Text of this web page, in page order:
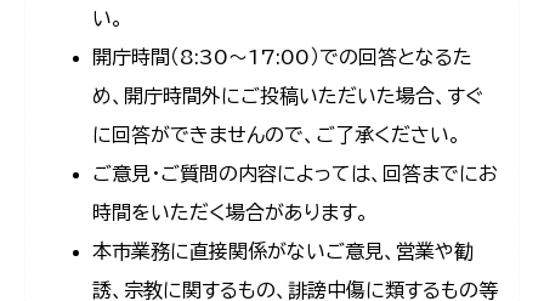
い。
開庁時間（8:30〜17:00）での回答となるた
め、開庁時間外にご投稿いただいた場合、すぐ
に回答ができませんので、ご了承ください。
ご意見・ご質問の内容によっては、回答までにお
時間をいただく場合があります。
本市業務に直接関係がないご意見、営業や勧
誘、宗教に関するもの、誹謗中傷に類するもの等